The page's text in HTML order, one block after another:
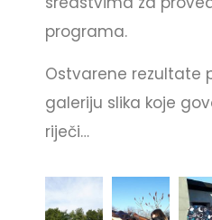
programa.
Ostvarene rezultate
galeriju slika koje
riječi…